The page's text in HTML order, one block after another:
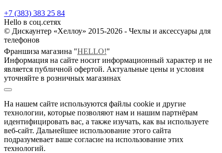
+7 (383) 383 25 84
Hello в соц.сетях
© Дискаунтер «Хеллоу» 2015-2026 - Чехлы и аксессуары для
телефонов
Франшиза магазина "HELLO!"
Информация на сайте носит информационный характер и не
является публичной офертой. Актуальные цены и условия
уточняйте в розничных магазинах
На нашем сайте используются файлы cookie и другие
технологии, которые позволяют нам и нашим партнёрам
идентифицировать вас, а также изучать, как вы используете
веб-сайт. Дальнейшее использование этого сайта
подразумевает ваше согласие на использование этих
технологий.